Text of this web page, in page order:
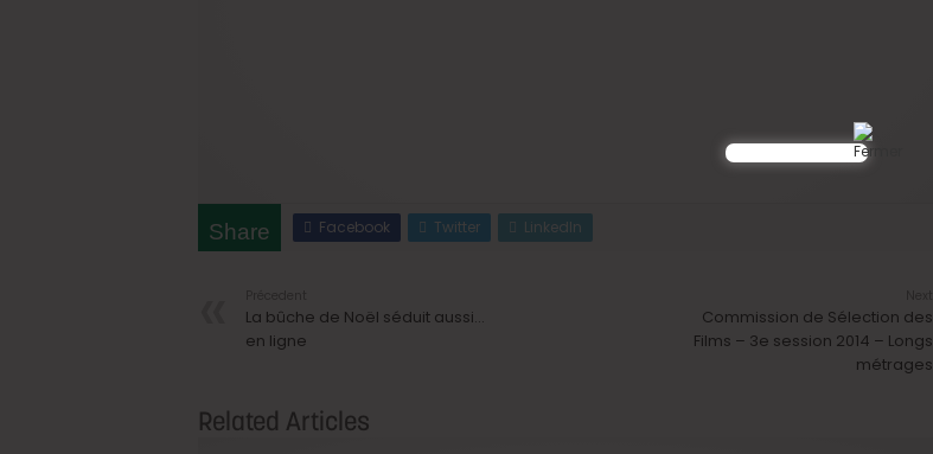
Share Facebook Twitter LinkedIn
La bûche de Noël séduit aussi…
en ligne
Commission de Sélection des
Films – 3e session 2014 – Longs
métrages
Related Articles